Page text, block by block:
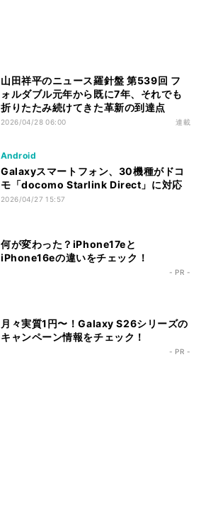
山田祥平のニュース羅針盤 第539回 フ
ォルダブル元年から既に7年、それでも
折りたたみ続けてきた革新の到達点
2026/04/28 06:00 連載
Android
Galaxyスマートフォン、30機種がドコ
モ「docomo Starlink Direct」に対応
2026/04/27 15:57
何が変わった？iPhone17eと
iPhone16eの違いをチェック！
- PR -
月々実質1円〜！Galaxy S26シリーズの
キャンペーン情報をチェック！
- PR -